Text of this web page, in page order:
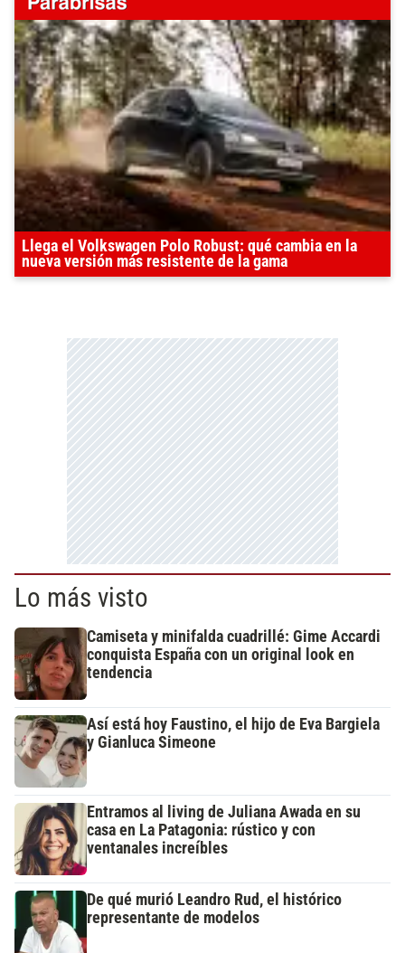
Llega el Volkswagen Polo Robust: qué cambia en la
nueva versión más resistente de la gama
Lo más visto
Camiseta y minifalda cuadrillé: Gime Accardi
conquista España con un original look en
tendencia
Así está hoy Faustino, el hijo de Eva Bargiela
y Gianluca Simeone
Entramos al living de Juliana Awada en su
casa en La Patagonia: rústico y con
ventanales increíbles
De qué murió Leandro Rud, el histórico
representante de modelos